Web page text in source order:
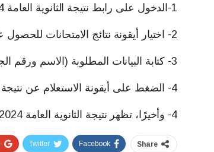
1-الدخول على رابط نتيجة الثانوية العامة 2024
2- اختيار أيقونة نتائج الامتحانات للحصول على (نتيجة الثانوية العامة 2024).
3- كتابة البيانات المطلوبة (الاسم ورقم الجلوس)، للإستعلام عن نتيجة الثانوية العامة 2024.
4- الضغط على أيقونة الاستعلام عن نتيجة الثانوية العامة 2024.
4- وأخيرًا، تظهر نتيجة الثانوية العامة 2024 للطلاب فور إعلانها رسميًا.
Share
Facebook
Twitter